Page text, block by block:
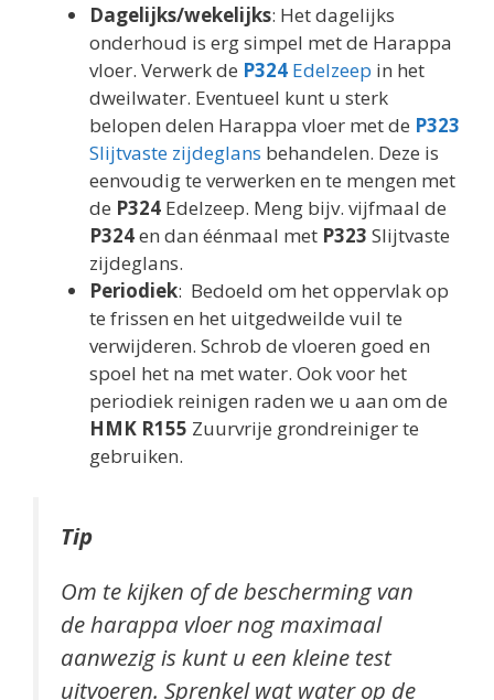
Dagelijks/wekelijks: Het dagelijks
onderhoud is erg simpel met de Harappa
vloer. Verwerk de P324 Edelzeep in het
dweilwater. Eventueel kunt u sterk
belopen delen Harappa vloer met de P323
Slijtvaste zijdeglans behandelen. Deze is
eenvoudig te verwerken en te mengen met
de P324 Edelzeep. Meng bijv. vijfmaal de
P324en dan éénmaal met P323 Slijtvaste
zijdeglans.
Periodiek: Bedoeld om het oppervlak op
te frissen en het uitgedweilde vuil te
verwijderen. Schrob de vloeren goed en
spoel het na met water. Ook voor het
periodiek reinigen raden we u aan om de
HMK R155 Zuurvrije grondreiniger te
gebruiken.
Tip
Om te kijken of de bescherming van
de harappa vloer nog maximaal
aanwezig is kunt u een kleine test
uitvoeren. Sprenkel wat water op de